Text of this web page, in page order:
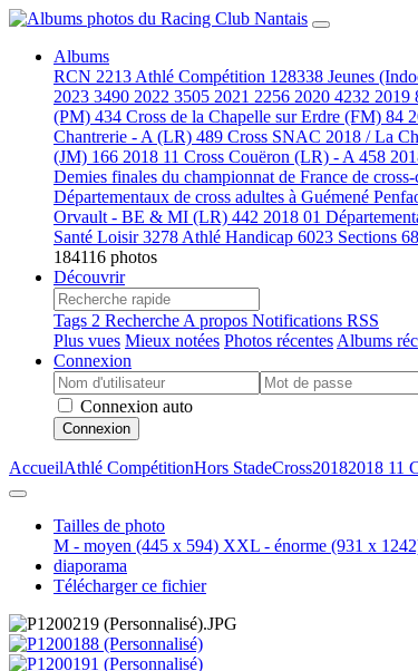
Albums
RCN 2213 Athlé Compétition 128338 Jeunes
2023 3490 2022 3505 2021 2256 2020 4232 2019
(PM) 434 Cross de la Chapelle sur Erdre (FM) 84
Chantrerie - A (LR) 489 Cross SNAC 2018 / La
(JM) 166 2018 11 Cross Couëron (LR) - A 458
Demies finales du championnat de France de
Départementaux de cross adultes à Guémené
Orvault - BE & MI (LR) 442 2018 01
Santé Loisir3278 Athlé Handicap 6023 Sections
184116 photos
Découvrir
Tags 2 Recherche A propos Notifications RSS
Plus vues Mieux notées Photos récentes Albums
Connexion
Connexion auto
Connexion
AccueilAthlé CompétitionHors StadeCross20182018 11
Tailles de photo
M - moyen (445 x 594) XXL - énorme (931 x
diaporama
Télécharger ce fichier